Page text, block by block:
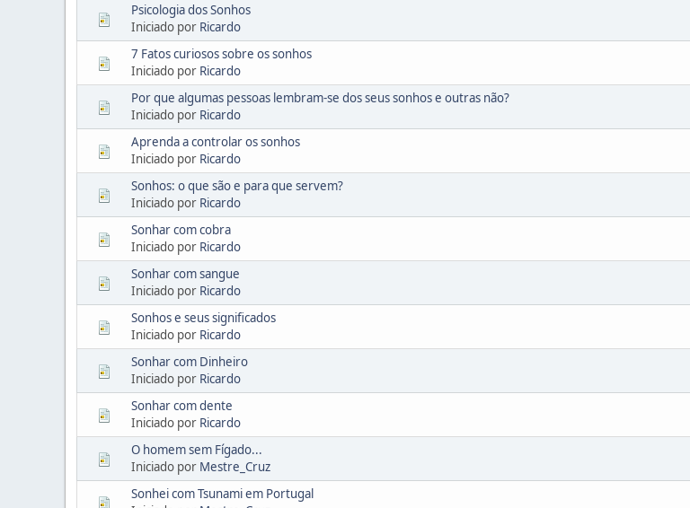
Psicologia dos Sonhos
Iniciado por Ricardo
7 Fatos curiosos sobre os sonhos
Iniciado por Ricardo
Por que algumas pessoas lembram-se dos seus sonhos e outras não?
Iniciado por Ricardo
Aprenda a controlar os sonhos
Iniciado por Ricardo
Sonhos: o que são e para que servem?
Iniciado por Ricardo
Sonhar com cobra
Iniciado por Ricardo
Sonhar com sangue
Iniciado por Ricardo
Sonhos e seus significados
Iniciado por Ricardo
Sonhar com Dinheiro
Iniciado por Ricardo
Sonhar com dente
Iniciado por Ricardo
O homem sem Fígado...
Iniciado por Mestre_Cruz
Sonhei com Tsunami em Portugal